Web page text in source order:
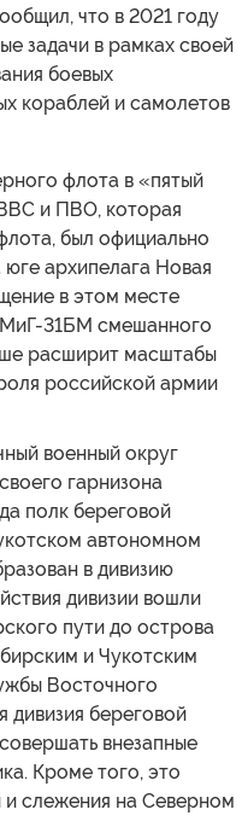
что в 2021 году
задачи в рамках своей
боевых
кораблей и самолетов
флота в «пятый
и ПВО, которая
был официально
архипелага Новая
в этом месте
МиГ-31БМ смешанного
расширит масштабы
российской армии
военный округ
гарнизона
полк береговой
автономном
в дивизию
дивизии вошли
пути до острова
и Чукотским
Восточного
дивизия береговой
внезапные
Кроме того, это
и слежения на Северном